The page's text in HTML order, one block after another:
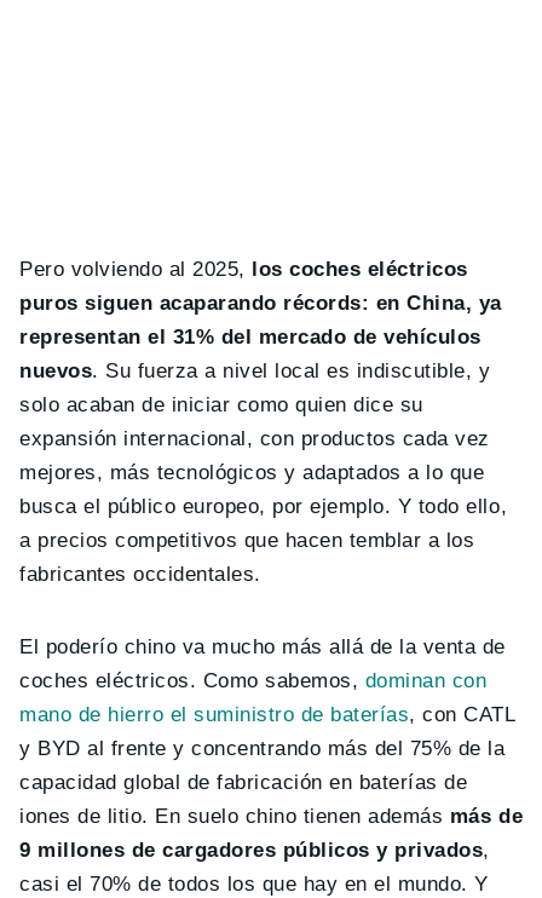
Pero volviendo al 2025, los coches eléctricos
puros siguen acaparando récords: en China, ya
representan el 31% del mercado de vehículos
nuevos. Su fuerza a nivel local es indiscutible, y
solo acaban de iniciar como quien dice su
expansión internacional, con productos cada vez
mejores, más tecnológicos y adaptados a lo que
busca el público europeo, por ejemplo. Y todo ello,
a precios competitivos que hacen temblar a los
fabricantes occidentales.
El poderío chino va mucho más allá de la venta de
coches eléctricos. Como sabemos, dominan con
mano de hierro el suministro de baterías, con CATL
y BYD al frente y concentrando más del 75% de la
capacidad global de fabricación en baterías de
iones de litio. En suelo chino tienen además más de
9 millones de cargadores públicos y privados,
casi el 70% de todos los que hay en el mundo. Y